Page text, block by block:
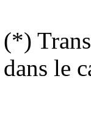
(*)
dans le